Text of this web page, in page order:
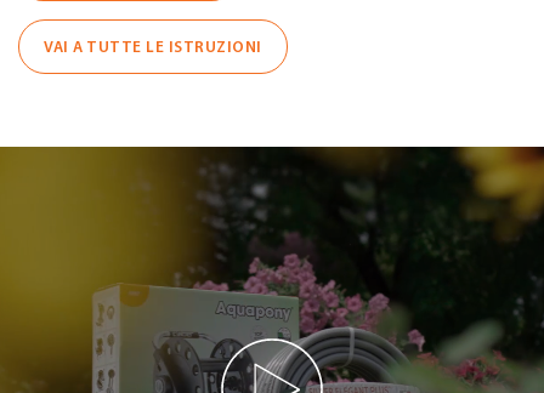
VAI A TUTTE LE ISTRUZIONI